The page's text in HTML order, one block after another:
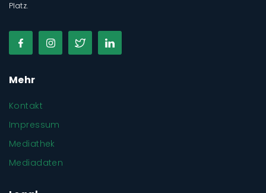
Platz.
Mehr
Kontakt
Impressum
Mediathek
Mediadaten